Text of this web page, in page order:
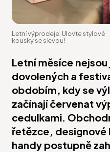
Letní výprodeje: Ulovte stylové
kousky se slevou!
Letní měsíce nejsou
dovolených a
obdobím, kdy se
začínají červenat
cedulkami.
řetězce, designové
handy postupně